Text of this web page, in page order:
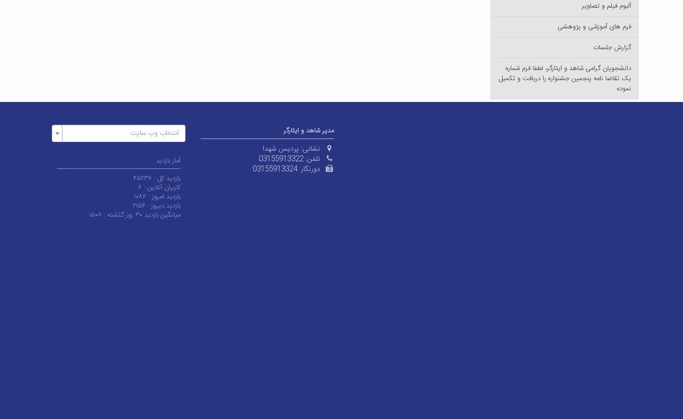
آلبوم فیلم و تصاویر
فرم های آموزشی و پژوهشی
گزارش جلسات
دانشجویان گرامی شاهد و ایثارگر، لطفا فرم شماره
یک تقاضا نامه پنجمین جشنواره را دریافت و تکمیل
نموده
مدیر شاهد و ایثارگر
نشانی: پردیس شهدا
تلفن:03155913322
دورنگار:03155913324
انتخاب وب سایت
آمار بازدید
بازدید کل : ۴۵۲۳۶
کاربران آنلاین : ۶
بازدید امروز : ۱۰۸۶
بازدید دیروز : ۲۱۵۴
میانگین بازدید ۳۰ روز گذشته :
۱۵۰۸